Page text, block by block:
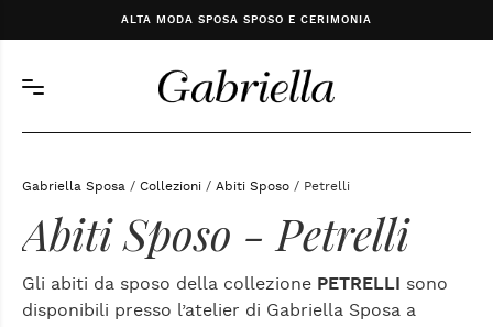
ALTA MODA SPOSA SPOSO E CERIMONIA
Gabriella Sposa / Collezioni / Abiti Sposo / Petrelli
Abiti Sposo - Petrelli
Gli abiti da sposo della collezione PETRELLI
sono
disponibili presso l’atelier di Gabriella Sposa a